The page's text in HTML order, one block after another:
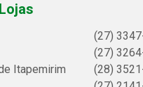
(27)
(27)
Itapemirim
(28)